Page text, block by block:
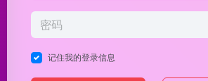
记住我的登录信息